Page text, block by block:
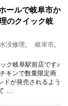
ールで岐阜市か
のクイック岐
没修理, 岐阜市,
ク岐阜駅前店です♪
キンで数量限定商
ドが発売されるよう
…